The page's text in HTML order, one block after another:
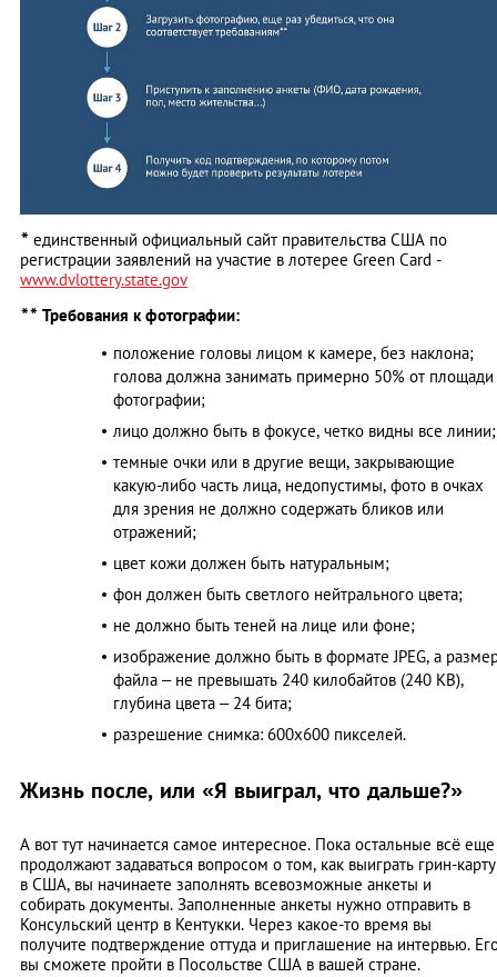
* единственный официальный сайт правительства США по
регистрации заявлений на участие в лотерее Green Card -
www.dvlottery.state.gov
** Требования к фотографии:
положение головы лицом к камере, без наклона;
голова должна занимать примерно 50% от площади
фотографии;
лицо должно быть в фокусе, четко видны все линии;
темные очки или в другие вещи, закрывающие
какую-либо часть лица, недопустимы, фото в очках
для зрения не должно содержать бликов или
отражений;
цвет кожи должен быть натуральным;
фон должен быть светлого нейтрального цвета;
не должно быть теней на лице или фоне;
изображение должно быть в формате JPEG, а
файла – не превышать 240 килобайтов (240 KB),
глубина цвета – 24 бита;
разрешение снимка: 600х600 пикселей.
Жизнь после, или «Я выиграл, что дальше?»
А вот тут начинается самое интересное. Пока остальные всё еще
продолжают задаваться вопросом о том, как выиграть грин-карту
в США, вы начинаете заполнять всевозможные анкеты и
собирать документы. Заполненные анкеты нужно отправить в
Консульский центр в Кентукки. Через какое-то время вы
получите подтверждение оттуда и приглашение на интервью.
вы сможете пройти в Посольстве США в вашей стране.